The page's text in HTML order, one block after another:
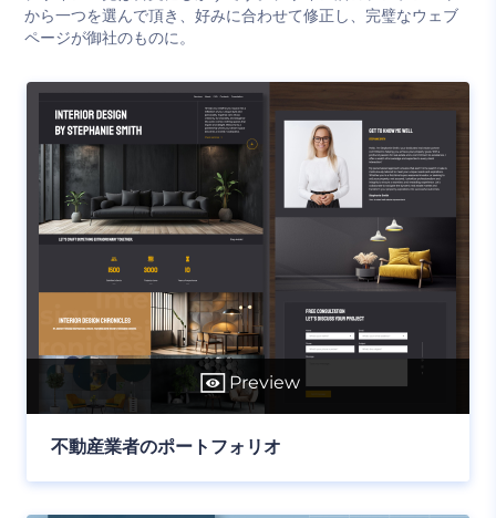
から一つを選んで頂き、好みに合わせて修正し、完璧なウェブ
ページが御社のものに。
Preview
不動産業者のポートフォリオ